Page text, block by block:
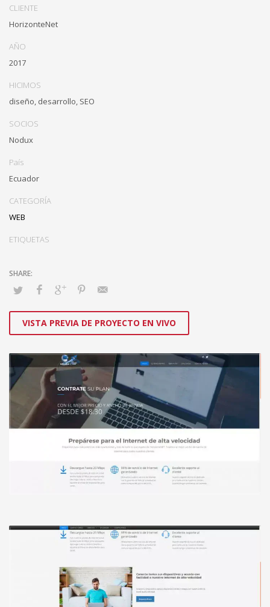
CLIENTE
HorizonteNet
AÑO
2017
HICIMOS
diseño, desarrollo, SEO
SOCIOS
Nodux
País
Ecuador
CATEGORÍA
WEB
ETIQUETAS
VISTA PREVIA DE PROYECTO EN VIVO